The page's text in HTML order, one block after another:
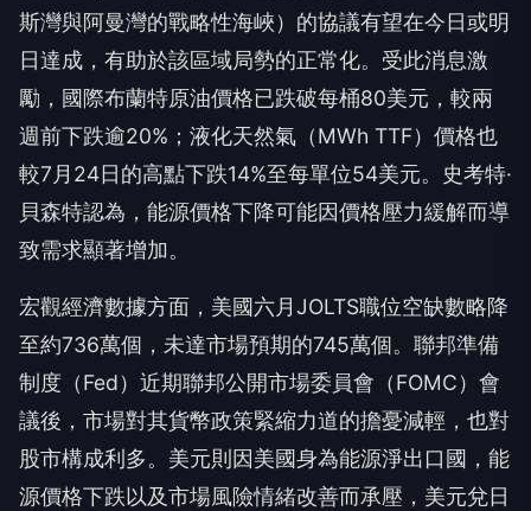
斯灣與阿曼灣的戰略性海峽）的協議有望在今日或明
日達成，有助於該區域局勢的正常化。受此消息激
勵，國際布蘭特原油價格已跌破每桶80美元，較兩
週前下跌逾20%；液化天然氣（MWh TTF）價格也
較7月24日的高點下跌14%至每單位54美元。史考特·
貝森特認為，能源價格下降可能因價格壓力緩解而導
致需求顯著增加。
宏觀經濟數據方面，美國六月JOLTS職位空缺數略降
至約736萬個，未達市場預期的745萬個。聯邦準備
制度（Fed）近期聯邦公開市場委員會（FOMC）會
議後，市場對其貨幣政策緊縮力道的擔憂減輕，也對
股市構成利多。美元則因美國身為能源淨出口國，能
源價格下跌以及市場風險情緒改善而承壓，美元兌日